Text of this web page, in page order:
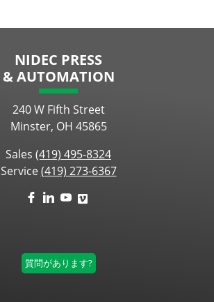
NIDEC PRESS
& AUTOMATION
240 W Fifth Street
Minster, OH 45865
Sales (419) 495-8324
Service(419) 273-6367
質問があります?